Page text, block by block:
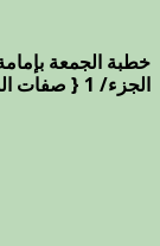
خطبة الجمعة
الجزء/ 1 { صفات المؤمنين من الإنس والجن ).